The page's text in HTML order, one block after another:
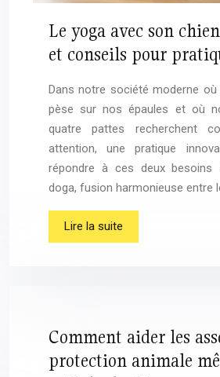
Le yoga avec son
et conseils pour
Dans notre société moderne
pèse sur nos épaules et où
quatre pattes recherchent
attention, une pratique
répondre à ces deux besoins
doga, fusion harmonieuse entre
Lire la suite
Comment aider les
protection animale